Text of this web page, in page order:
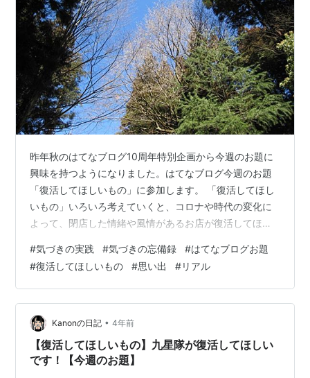
昨年秋のはてなブログ10周年特別企画から今週のお題に
興味を持つようになりました。はてなブログ今週のお題
「復活してほしいもの」に参加します。 「復活してほし
いもの」いろいろ考えていくと、コロナや時代の変化に
よって、閉店した情緒や風情があるお店が復活してほし
的には、コロナで観光客が減り閉店した温泉旅館や老舗
料亭、例えば東京の柴又にあった「川甚」。こちらは、
開業から230年ほど続いた数多くの文豪たちにも愛され
た日本料理店、柴又の帝釈天、矢切の渡し、映画「男は
つらいよ」の界隈にありました。 kawajin.co.jp
www.tokyo-np.co.…
#気づきの実践 #気づきの忘備録 #はてなブログお題
#復活してほしいもの #思い出 #リアル
Kanonの日記 • 4年前
【復活してほしいもの】九星隊が復活してほしい
です！【今週のお題】